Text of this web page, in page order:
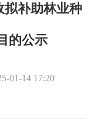
拟补助林业种
的公示
01-14 17:20